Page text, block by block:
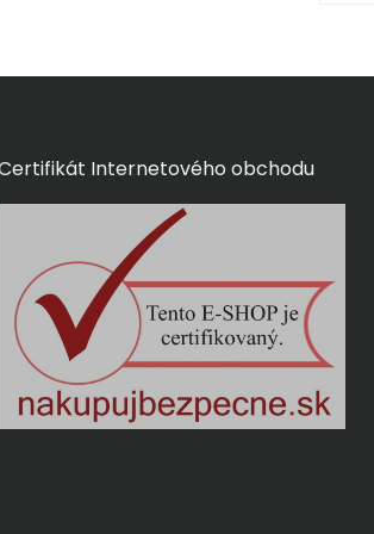
Internetového obchodu